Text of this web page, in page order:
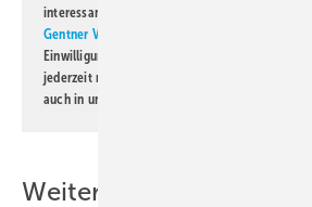
interessante Verlags- und Online-Angebote
Gentner Verlag GmbH & Co. KG
Einwilligung kann ich jederzeit widerrufen und
jederzeit möglich. Informationen zum Umgang
auch in unserer
Weitere Inhalte